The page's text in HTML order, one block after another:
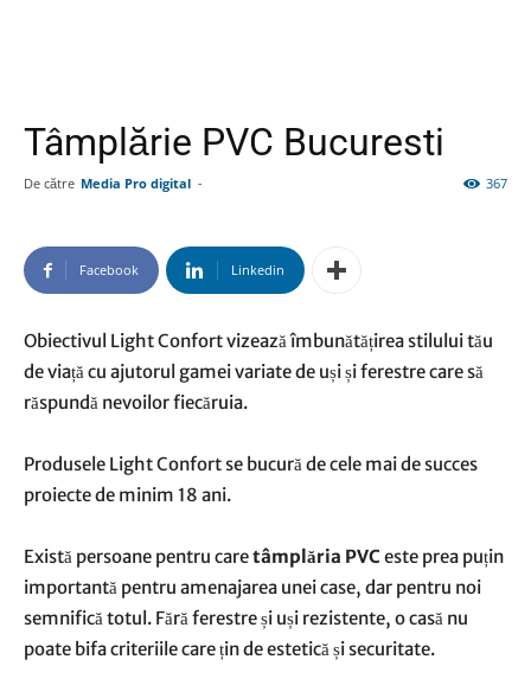
Tâmplărie PVC Bucuresti
De către Media Pro digital - 367
Facebook Linkedin
Obiectivul Light Confort vizează îmbunătățirea stilului tău
de viață cu ajutorul gamei variate de uși și ferestre care să
răspundă nevoilor fiecăruia.
Produsele Light Confort se bucură de cele mai de succes
proiecte de minim 18 ani.
Există persoane pentru caretâmplăria PVC este prea puțin
importantă pentru amenajarea unei case, dar pentru noi
semnifică totul. Fără ferestre și uși rezistente, o casă nu
poate bifa criteriile care țin de estetică și securitate.